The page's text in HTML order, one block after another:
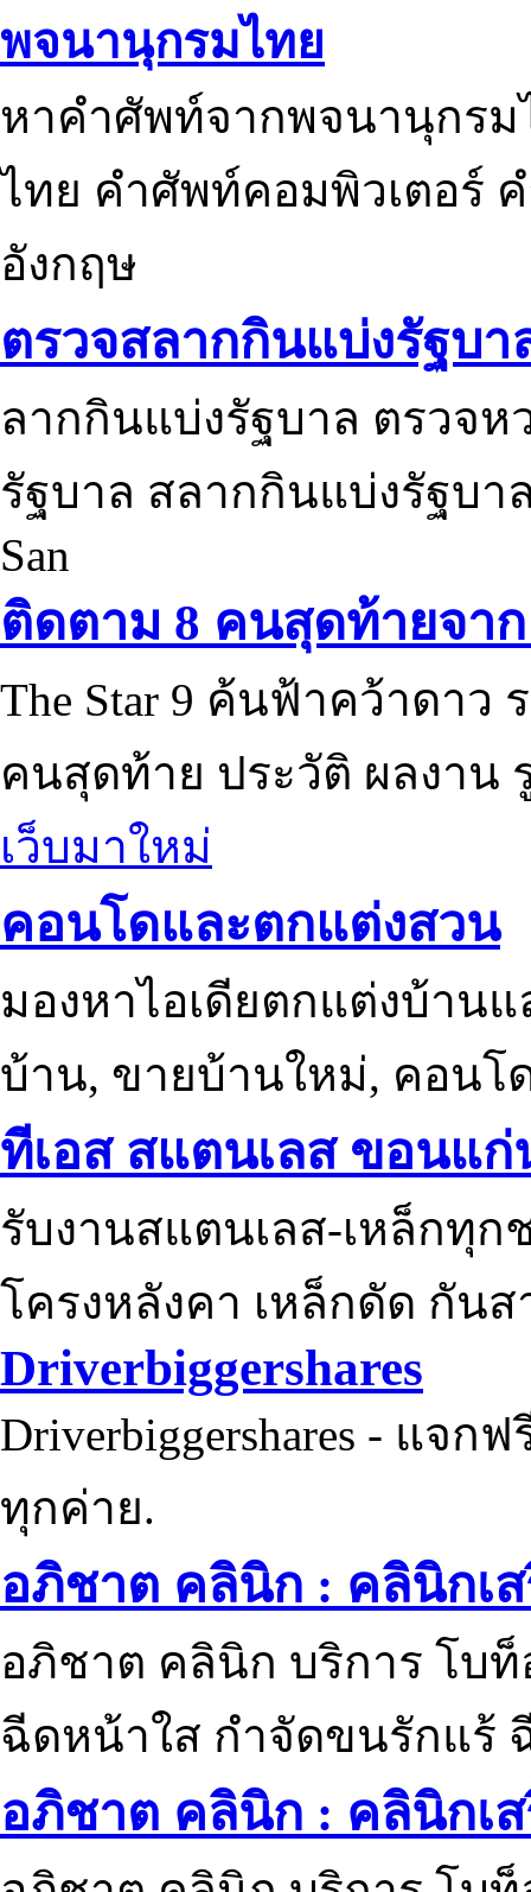
พจนานุกรมไทย
หาคำศัพท์จากพจนานุกรม
ไทย คำศัพท์คอมพิวเตอร์
อังกฤษ
ตรวจสลากกินแบ่งรัฐบา
ลากกินแบ่งรัฐบาล ตรวจ
รัฐบาล สลากกินแบ่งรัฐบา
San
ติดตาม 8 คนสุดท้ายจาก
The Star 9 ค้นฟ้าคว้าดาว
คนสุดท้าย ประวัติ ผลงาน
เว็บมาใหม่
คอนโดและตกแต่งสวน
มองหาไอเดียตกแต่งบ้าน
บ้าน, ขายบ้านใหม่, คอนโ
ทีเอส สแตนเลส ขอนแก่
รับงานสแตนเลส-เหล็กทุ
โครงหลังคา เหล็กดัด กัน
Driverbiggershares
Driverbiggershares - แจก
ทุกค่าย.
อภิชาต คลินิก : คลินิกเ
อภิชาต คลินิก บริการ โบ
ฉีดหน้าใส กำจัดขนรักแร้
อภิชาต คลินิก : คลินิกเ